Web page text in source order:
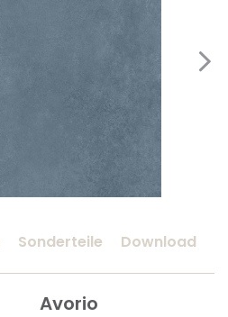
Sonderteile Download
Avorio